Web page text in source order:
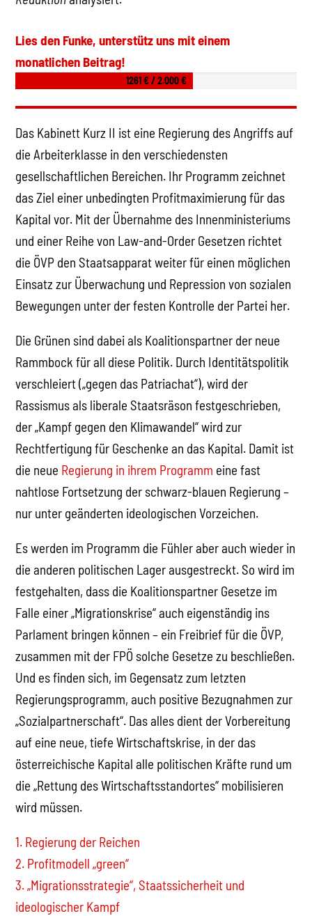
Lies den Funke, unterstütz uns mit einem
monatlichen Beitrag!
1261 € / 2.000 €
Das Kabinett Kurz II ist eine Regierung des Angriffs auf
die Arbeiterklasse in den verschiedensten
gesellschaftlichen Bereichen. Ihr Programm zeichnet
das Ziel einer unbedingten Profitmaximierung für das
Kapital vor. Mit der Übernahme des Innenministeriums
und einer Reihe von Law-and-Order Gesetzen richtet
die ÖVP den Staatsapparat weiter für einen möglichen
Einsatz zur Überwachung und Repression von sozialen
Bewegungen unter der festen Kontrolle der Partei her.
Die Grünen sind dabei als Koalitionspartner der neue
Rammbock für all diese Politik. Durch Identitätspolitik
verschleiert („gegen das Patriachat“), wird der
Rassismus als liberale Staatsräson festgeschrieben,
der „Kampf gegen den Klimawandel“ wird zur
Rechtfertigung für Geschenke an das Kapital. Damit ist
die neue Regierung in ihrem Programm eine fast
nahtlose Fortsetzung der schwarz-blauen Regierung –
nur unter geänderten ideologischen Vorzeichen.
Es werden im Programm die Fühler aber auch wieder in
die anderen politischen Lager ausgestreckt. So wird im
festgehalten, dass die Koalitionspartner Gesetze im
Falle einer „Migrationskrise“ auch eigenständig ins
Parlament bringen können – ein Freibrief für die ÖVP,
zusammen mit der FPÖ solche Gesetze zu beschließen.
Und es finden sich, im Gegensatz zum letzten
Regierungsprogramm, auch positive Bezugnahmen zur
„Sozialpartnerschaft“. Das alles dient der Vorbereitung
auf eine neue, tiefe Wirtschaftskrise, in der das
österreichische Kapital alle politischen Kräfte rund um
die „Rettung des Wirtschaftsstandortes“ mobilisieren
wird müssen.
1. Regierung der Reichen
2. Profitmodell „green“
3. „Migrationsstrategie“, Staatssicherheit und
ideologischer Kampf